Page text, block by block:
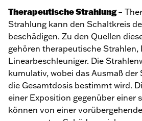
Therapeutische Strahlung–
Strahlung kann den Schaltkreis
beschädigen. Zu den Quellen
gehören therapeutische Strahlen,
Linearbeschleuniger. Die
kumulativ, wobei das Ausmaß der
die Gesamtdosis bestimmt wird.
einer Exposition gegenüber einer
können von einer